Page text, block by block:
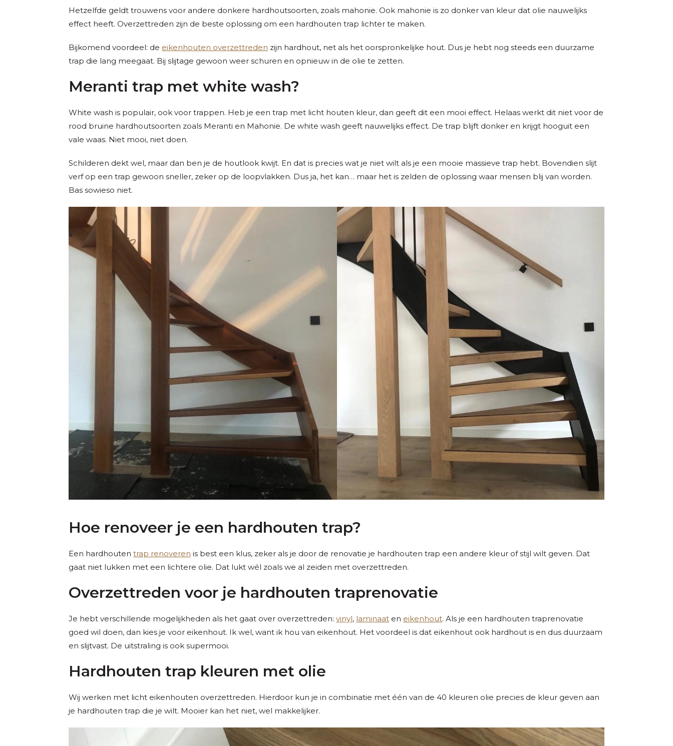
Hetzelfde geldt trouwens voor andere donkere hardhoutsoorten, zoals mahonie. Ook mahonie is zo donker van kleur dat olie nauwelijks
effect heeft. Overzettreden zijn de beste oplossing om een hardhouten trap lichter te maken.
Bijkomend voordeel: de eikenhouten overzettreden zijn hardhout, net als het oorspronkelijke hout. Dus je hebt nog steeds een duurzame
trap die lang meegaat. Bij slijtage gewoon weer schuren en opnieuw in de olie te zetten.
Meranti trap met white wash?
White wash is populair, ook voor trappen. Heb je een trap met licht houten kleur, dan geeft dit een mooi effect. Helaas werkt dit niet voor de
rood bruine hardhoutsoorten zoals Meranti en Mahonie. De white wash geeft nauwelijks effect. De trap blijft donker en krijgt hooguit een
vale waas. Niet mooi, niet doen.
Schilderen dekt wel, maar dan ben je de houtlook kwijt. En dat is precies wat je niet wilt als je een mooie massieve trap hebt. Bovendien slijt
verf op een trap gewoon sneller, zeker op de loopvlakken. Dus ja, het kan… maar het is zelden de oplossing waar mensen blij van worden.
Bas sowieso niet.
Hoe renoveer je een hardhouten trap?
Een hardhouten trap renoveren is best een klus, zeker als je door de renovatie je hardhouten trap een andere kleur of stijl wilt geven. Dat
gaat niet lukken met een lichtere olie. Dat lukt wél zoals we al zeiden met overzettreden.
Overzettreden voor je hardhouten traprenovatie
Je hebt verschillende mogelijkheden als het gaat over overzettreden: vinyl, laminaat en eikenhout. Als je een hardhouten traprenovatie
goed wil doen, dan kies je voor eikenhout. Ik wel, want ik hou van eikenhout. Het voordeel is dat eikenhout ook hardhout is en dus duurzaam
en slijtvast. De uitstraling is ook supermooi.
Hardhouten trap kleuren met olie
Wij werken met licht eikenhouten overzettreden. Hierdoor kun je in combinatie met één van de 40 kleuren olie precies de kleur geven aan
je hardhouten trap die je wilt. Mooier kan het niet, wel makkelijker.